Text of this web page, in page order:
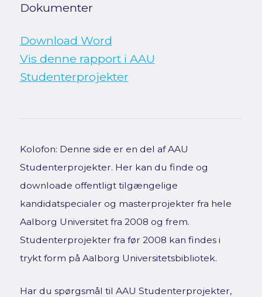
Dokumenter
Download Word
Vis denne rapport i AAU
Studenterprojekter
Kolofon: Denne side er en del af AAU
Studenterprojekter. Her kan du finde og
downloade offentligt tilgængelige
kandidatspecialer og masterprojekter fra hele
Aalborg Universitet fra 2008 og frem.
Studenterprojekter fra før 2008 kan findes i
trykt form på Aalborg Universitetsbibliotek.
Har du spørgsmål til AAU Studenterprojekter,